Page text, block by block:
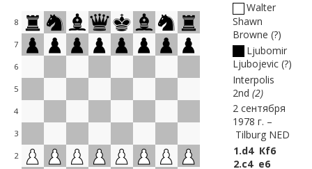
8
7
6
5
4
3
2
Walter
Shawn
Browne ?
Ljubomir
Ljubojevic ?
Interpolis
2nd 2
2 сентября
1978 г.
Tilburg NED
1.d4 Кf6
2.c4 e6